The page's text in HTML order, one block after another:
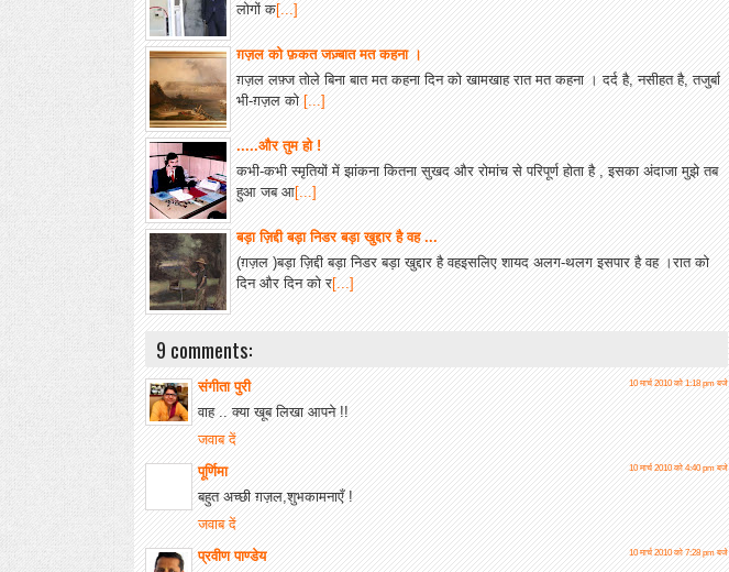
लोगों क[...]
ग़ज़ल को फ़कत जज़्बात मत कहना ।
ग़ज़ल लफ़्ज तोले बिना बात मत कहना दिन को खामखाह रात मत कहना । दर्द है, नसीहत है, तजुर्बा
भी-ग़ज़ल को[...]
.....और तुम हो !
कभी-कभी स्मृतियों में झांकना कितना सुखद और रोमांच से परिपूर्ण होता है , इसका अंदाजा मुझे तब
हुआ जब आ[...]
बड़ा ज़िद्दी बड़ा निडर बड़ा खुद्दार है वह ...
(ग़ज़ल )बड़ा ज़िद्दी बड़ा निडर बड़ा खुद्दार है वहइसलिए शायद अलग-थलग इसपार है वह ।रात को
दिन और दिन को र[...]
9 comments:
संगीता पुरी 10 मार्च 2010 को 1:18 pm बजे
वाह .. क्‍या खूब लिखा आपने !!
जवाब दें
पूर्णिमा
10 मार्च 2010 को 4:40 pm बजे
बहुत अच्छी ग़ज़ल,शुभकामनाएँ !
जवाब दें
प्रवीण पाण्डेय
10 मार्च 2010 को 7:28 pm बजे